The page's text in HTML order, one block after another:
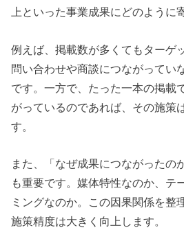
上といった事業成果にどのように
例えば、掲載数が多くてもターゲ
問い合わせや商談につながってい
です。一方で、たった一本の掲載
がっているのであれば、その施策
す。
また、「なぜ成果につながったの
も重要です。媒体特性なのか、テ
ミングなのか。この因果関係を整
施策精度は大きく向上します。